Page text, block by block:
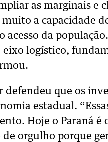
as marginais e
a capacidade
acesso da
logístico,
defendeu que os
estadual.
Hoje o Paraná é
orgulho porque